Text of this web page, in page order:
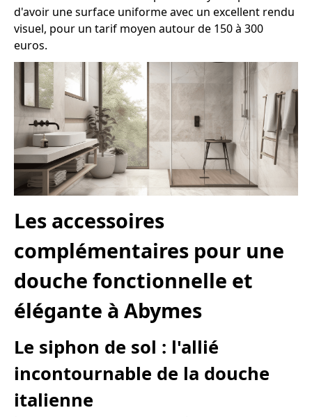
d'avoir une surface uniforme avec un excellent rendu
visuel, pour un tarif moyen autour de 150 à 300
euros.
Les accessoires
complémentaires pour une
douche fonctionnelle et
élégante à Abymes
Le siphon de sol : l'allié
incontournable de la douche
italienne